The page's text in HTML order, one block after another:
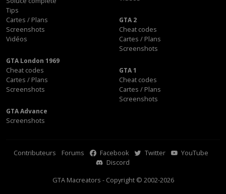
Tips
Cartes / Plans
Screenshots
Vidéos
GTA 2
Cheat codes
Cartes / Plans
Screenshots
GTA London 1969
Cheat codes
Cartes / Plans
Screenshots
GTA 1
Cheat codes
Cartes / Plans
Screenshots
GTA Advance
Screenshots
Contributeurs Forums Facebook Twitter
YouTube
Discord
GTA Macreators - Copyright © 2002-2026